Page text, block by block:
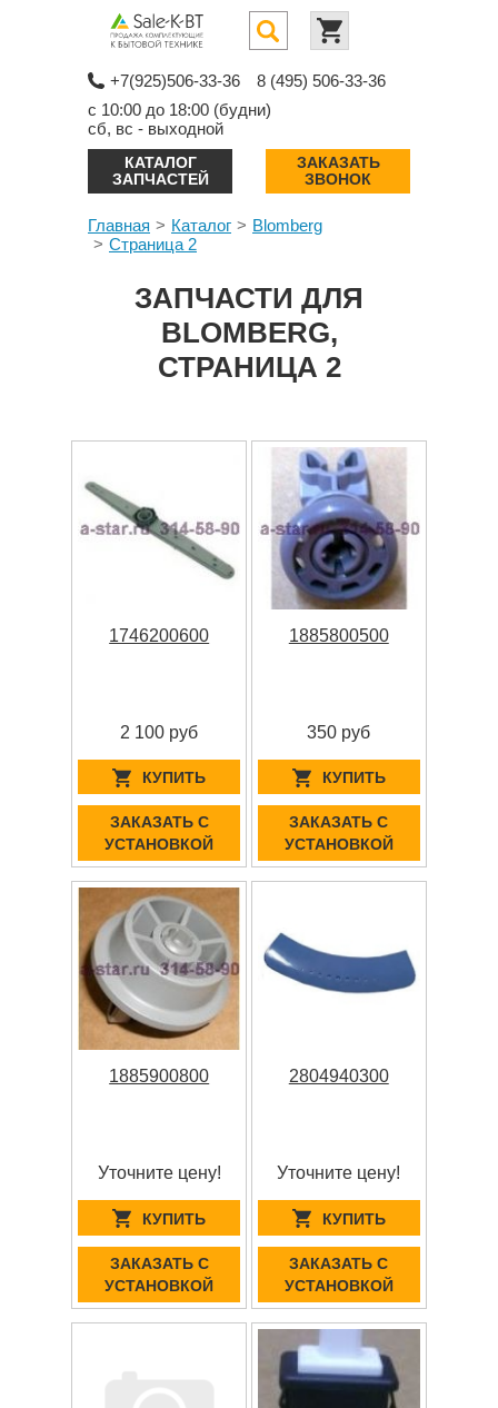
+7(925)506-33-36
8 (495) 506-33-36
с 10:00 до 18:00 (будни)
сб, вс - выходной
КАТАЛОГ
ЗАПЧАСТЕЙ
ЗАКАЗАТЬ
ЗВОНОК
Главная Каталог
Blomberg
Страница 2
ЗАПЧАСТИ ДЛЯ
BLOMBERG,
СТРАНИЦА 2
1746200600
2 100 руб
КУПИТЬ
ЗАКАЗАТЬ С
УСТАНОВКОЙ
1885800500
350 руб
КУПИТЬ
ЗАКАЗАТЬ С
УСТАНОВКОЙ
1885900800
Уточните цену!
КУПИТЬ
ЗАКАЗАТЬ С
УСТАНОВКОЙ
2804940300
Уточните цену!
КУПИТЬ
ЗАКАЗАТЬ С
УСТАНОВКОЙ